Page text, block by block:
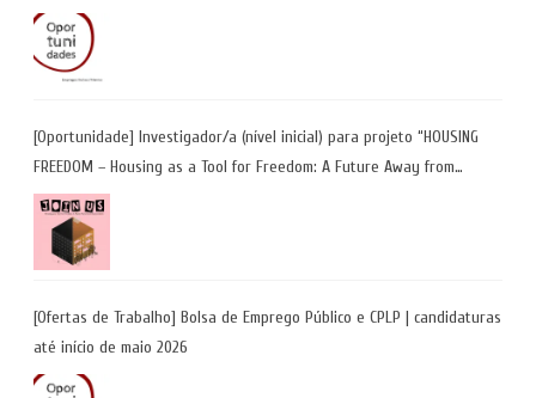
Coimbra | Candidaturas até 29 de maio 2026
[Oportunidade] Investigador/a (nível inicial) para projeto “HOUSING
FREEDOM – Housing as a Tool for Freedom: A Future Away from
Incarceration” | até 8 de maio
[Ofertas de Trabalho] Bolsa de Emprego Público e CPLP | candidaturas
até início de maio 2026